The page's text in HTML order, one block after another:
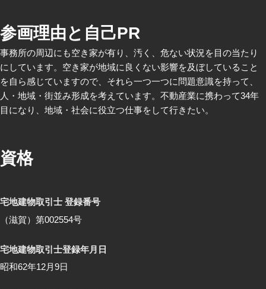
参画理由と自己PR
事務所の周辺にも空き家が有り、汚く、危ない状況を目の当たり
にしています。空き家が地域に良くない影響を及ぼしていること
を自ら感じていますので、それら一つ一つに問題意識を持って、
人・地域・街並み形成を考えています。不動産業に携わって34年
目になり、地域・社会に役立つ仕事をして行きたい。
資格
宅地建物取引士 登録番号
（滋賀）第002554号
宅地建物取引士登録年月日
昭和62年12月9日